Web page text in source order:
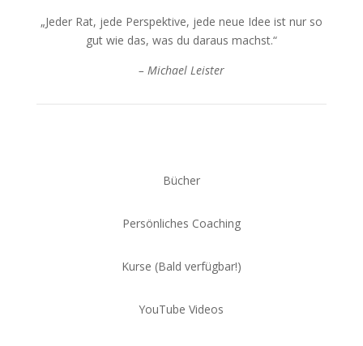
„Jeder Rat, jede Perspektive, jede neue Idee ist nur so
gut wie das, was du daraus machst.“
– Michael Leister
Bücher
Persönliches Coaching
Kurse (Bald verfügbar!)
YouTube Videos